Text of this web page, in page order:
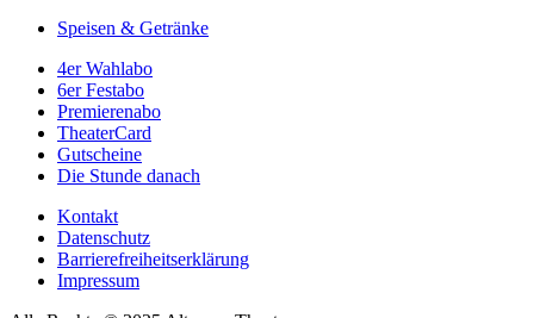
Speisen & Getränke
4er Wahlabo
6er Festabo
Premierenabo
TheaterCard
Gutscheine
Die Stunde danach
Kontakt
Datenschutz
Barrierefreiheitserklärung
Impressum